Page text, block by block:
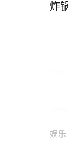
炸
娱乐